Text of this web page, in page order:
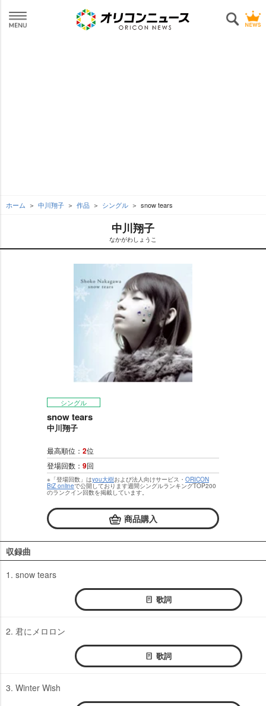
ホーム 中川翔子 作品 シングル snow tears
中川翔子
なかがわしょうこ
シングル
snow tears
中川翔子
最高順位： 2位
登場回数： 9回
※「登場回数」はyou大樹および法人向けサービス・ ORICON
BiZ onlineで公開しております週間シングルランキングTOP200
のランクイン回数を掲載しています。
商品購入
収録曲
1. snow tears
歌詞
2. 君にメロロン
歌詞
3. Winter Wish